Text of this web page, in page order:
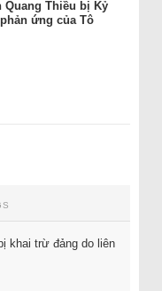
Quang Thiều bị Kỷ
ứng của Tô
khai trừ đảng do liên